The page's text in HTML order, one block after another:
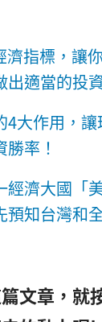
濟指標，讓
出適當的投
4大作用，
率！
經濟大國「
預知台灣和
文章，就